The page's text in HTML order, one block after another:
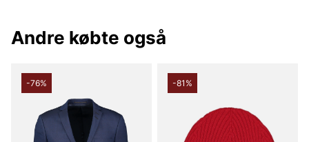
Andre købte også
-76% -81%